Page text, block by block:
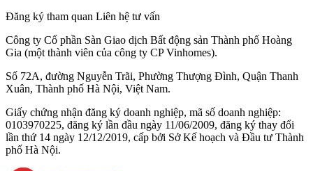
Đăng ký tham quan Liên hệ tư vấn
Công ty Cổ phần Sàn Giao dịch Bất động sản Thành phố Hoàng
Gia (một thành viên của công ty CP Vinhomes).
Số 72A, đường Nguyễn Trãi, Phường Thượng Đình, Quận Thanh
Xuân, Thành phố Hà Nội, Việt Nam.
Giấy chứng nhận đăng ký doanh nghiệp, mã số doanh nghiệp:
0103970225, đăng ký lần đầu ngày 11/06/2009, đăng ký thay đổi
lần thứ 14 ngày 12/12/2019, cấp bởi Sở Kế hoạch và Đầu tư Thành
phố Hà Nội.